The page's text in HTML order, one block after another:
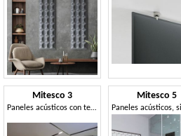
Mitesco 3
Paneles acústicos con tecnología patentada Snowsound®
Mitesco 5